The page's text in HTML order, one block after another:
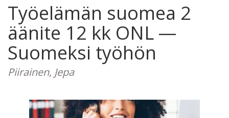
Työelämän suomea 2
äänite 12 kk ONL —
Suomeksi työhön
Piirainen, Jepa